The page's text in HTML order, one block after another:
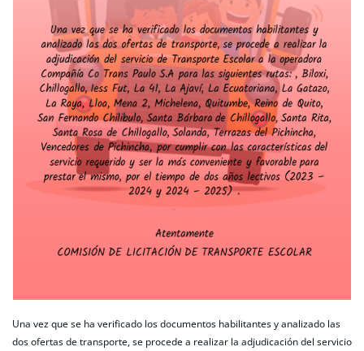
Una vez que se ha verificado los documentos habilitantes y analizado las
dos ofertas de transporte, se procede a realizar la adjudicación del servicio